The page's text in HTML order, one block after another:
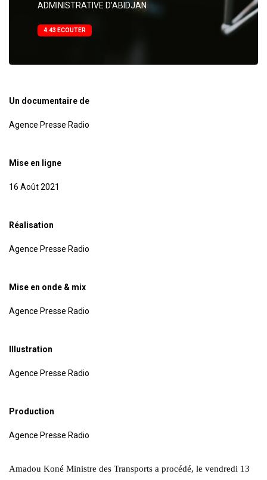
ADMINISTRATIVE D’ABIDJAN
4:43 ECOUTER
Un documentaire de
Agence Presse Radio
Mise en ligne
16 Août 2021
Réalisation
Agence Presse Radio
Mise en onde & mix
Agence Presse Radio
Illustration
Agence Presse Radio
Production
Agence Presse Radio
Amadou Koné Ministre des Transports a procédé, le vendredi 13